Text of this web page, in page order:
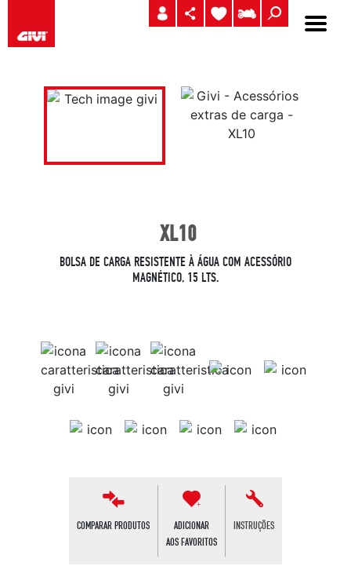
XL10
BOLSA DE CARGA RESISTENTE À ÁGUA COM ACESSÓRIO
MAGNÉTICO, 15 LTS.
COMPARAR PRODUTOS
ADICIONAR
AOS FAVORITOS
INSTRUÇÕES